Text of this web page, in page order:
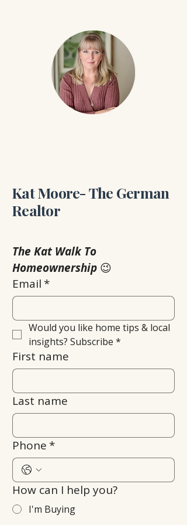
Kat Moore- The German
Realtor
The Kat Walk To
Homeownership 😉
Email *
Would you like home tips & local
insights? Subscribe *
First name
Last name
Phone *
How can I help you?
I'm Buying